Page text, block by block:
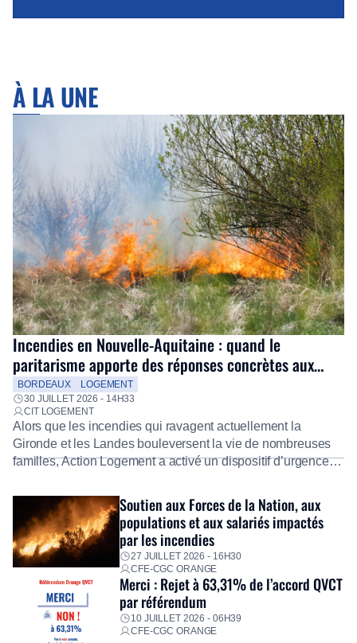
À LA UNE
Incendies en Nouvelle-Aquitaine : quand le
paritarisme apporte des réponses concrètes aux
salariés
BORDEAUX
LOGEMENT
30 JUILLET 2026 - 14H33
CIT LOGEMENT
Alors que les incendies qui ravagent actuellement la
Gironde et les Landes bouleversent la vie de nombreuses
familles, Action Logement a activé un dispositif d’urgence
Fidèle à sa mission d’utilité sociale, le Groupe mobilise
immédiatement ses équipes afin de proposer un diagnostic
personnalisé, des aides financières pour faire face aux
premières dépenses, […]
Soutien aux Forces de la Nation, aux
populations et aux salariés impactés
par les incendies
27 JUILLET 2026 - 16H30
CFE-CGC ORANGE
Merci : Rejet à 63,31% de l’accord QVCT
par référendum
10 JUILLET 2026 - 06H39
CFE-CGC ORANGE